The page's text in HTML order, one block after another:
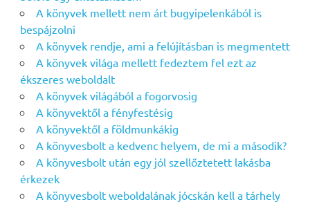
A könyvek mellett nem árt bugyipelenkából is
bespájzolni
A könyvek rendje, ami a felújításban is megmentett
A könyvek világa mellett fedeztem fel ezt az
ékszeres weboldalt
A könyvek világából a fogorvosig
A könyvektől a fényfestésig
A könyvektől a földmunkákig
A könyvesbolt a kedvenc helyem, de mi a második?
A könyvesbolt után egy jól szellőztetett lakásba
érkezek
A könyvesbolt weboldalának jócskán kell a tárhely